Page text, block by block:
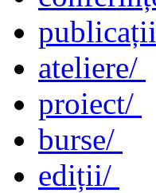
ateliere/
proiect/
burse/
ediții/